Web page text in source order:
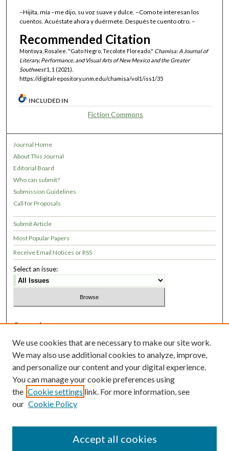
–Hijita, mía –me dijo, su voz suave y dulce. –Como te interesan los
cuentos. Acuéstate ahora y duérmete. Después te cuento otro. –
Recommended Citation
Montoya, Rosalee. "Gato Negro, Tecolote Floreado." Chamisa: A Journal of
Literary, Performance, and Visual Arts of New Mexico and the Greater
Southwest1, 1 (2021).
https://digitalrepository.unm.edu/chamisa/vol1/iss1/35
INCLUDED IN
Fiction Commons
Journal Home
About This Journal
Editorial Board
Who can submit?
Submission Guidelines
Call for Proposals
Submit Article
Most Popular Papers
Receive Email Notices or RSS
Select an issue:
Search
Enter search terms:
Select context to search:
We use cookies that are necessary to make our site work.
We may also use additional cookies to analyze, improve,
and personalize our content and your digital experience.
You can manage your cookie preferences using
the Cookie settings link. For more information, see
our Cookie Policy
Accept all cookies